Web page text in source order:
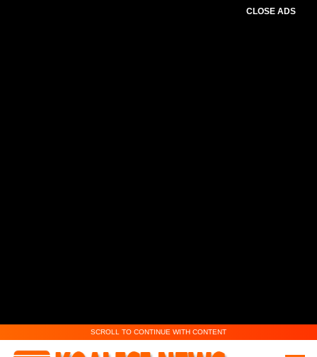
CLOSE ADS
SCROLL TO CONTINUE WITH CONTENT